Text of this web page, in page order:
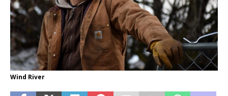
Wind River